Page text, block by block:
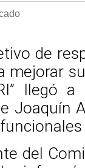
de
mejorar
llegó
Joaquín
del